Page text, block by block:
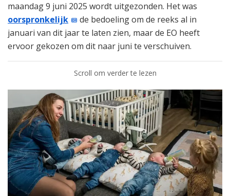
maandag 9 juni 2025 wordt uitgezonden. Het was
oorspronkelijk
de bedoeling om de reeks al in
januari van dit jaar te laten zien, maar de EO heeft
ervoor gekozen om dit naar juni te verschuiven.
Scroll om verder te lezen